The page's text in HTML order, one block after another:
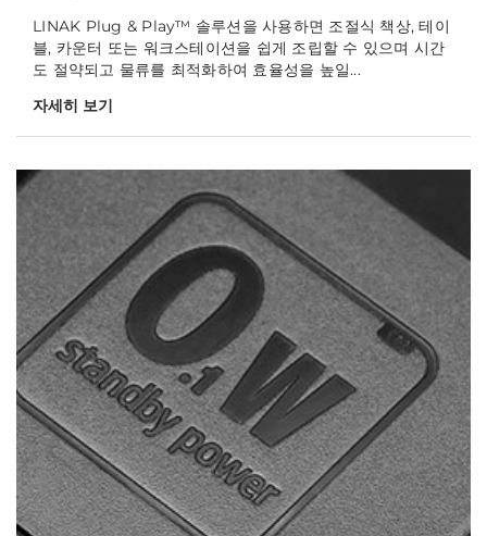
LINAK Plug & Play™ 솔루션을 사용하면 조절식 책상, 테이
블, 카운터 또는 워크스테이션을 쉽게 조립할 수 있으며 시간
도 절약되고 물류를 최적화하여 효율성을 높일...
자세히 보기